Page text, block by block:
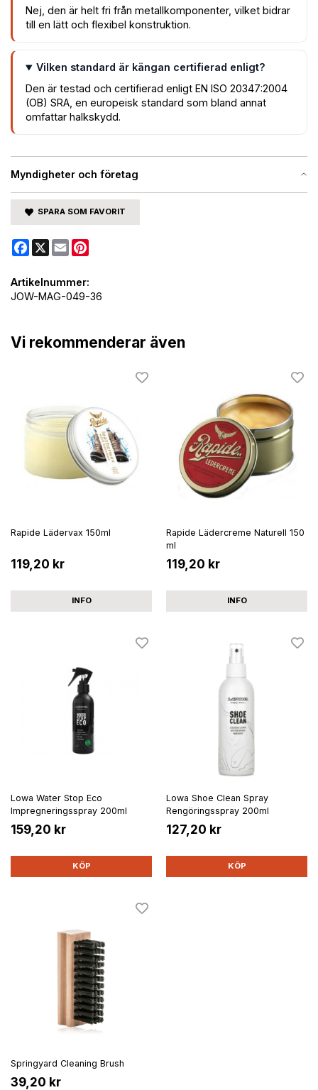
Myndigheter och företag
Nej, den är helt fri från metallkomponenter, vilket bidrar
till en lätt och flexibel konstruktion.
Vilken standard är kängan certifierad enligt?
Den är testad och certifierad enligt EN ISO 20347:2004
(OB) SRA, en europeisk standard som bland annat
omfattar halkskydd.
SPARA SOM FAVORIT
Facebook
X Email
Artikelnummer:
JOW-MAG-049-36
Vi rekommenderar även
Rapide Lädervax 150ml
119,20 kr
INFO
Rapide Lädercreme Naturell 150
ml
119,20 kr
INFO
Lowa Water Stop Eco
Impregneringsspray 200ml
159,20 kr
KÖP
Lowa Shoe Clean Spray
Rengöringsspray 200ml
127,20 kr
KÖP
Springyard Cleaning Brush
39,20 kr